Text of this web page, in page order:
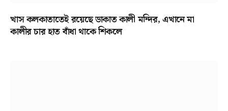
খাস কলকাতাতেই রয়েছে ডাকাত কালী মন্দির, এখানে মা
কালীর চার হাত বাঁধা থাকে শিকলে